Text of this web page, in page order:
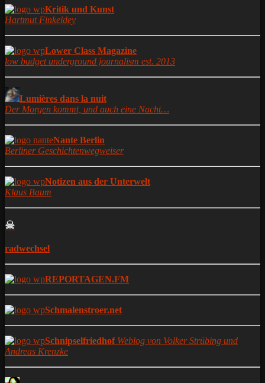
Kritik und Kunst
Hartmut Finkeldey
Lower Class Magazine
low budget underground journalism est. 2013
Lumières dans la nuit
Der Morgen kommt, und auch eine Nacht…
Nante Berlin
Berliner Geschichtenwegweiser
Notizen aus der Unterwelt
Klaus Baum
☠
radwechsel
REPORTAGEN.FM
Schmalenstroer.net
Schnipselfriedhof Weblog von Volker Strübing und
Andreas Krenzke